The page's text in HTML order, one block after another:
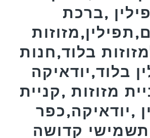
,ברכת
בלוד,חנות
בלוד,יודאיקה
מזוזות ,קניית
,יודאיקה,כפר
קדושה